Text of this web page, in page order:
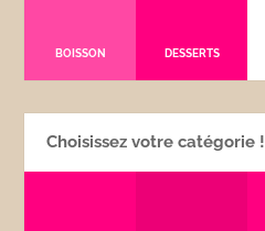
BOISSON DESSERTS
Choisissez votre catégorie !